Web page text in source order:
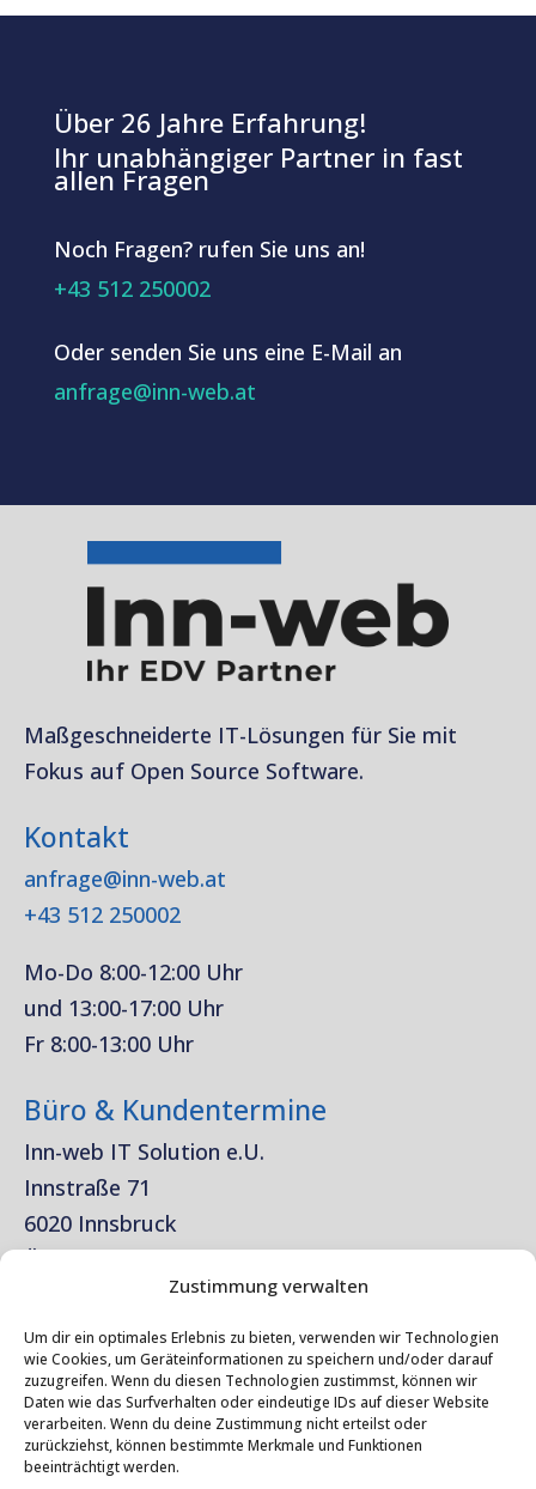
Zustimmung verwalten
Um dir ein optimales Erlebnis zu bieten, verwenden wir Technologien
wie Cookies, um Geräteinformationen zu speichern und/oder darauf
zuzugreifen. Wenn du diesen Technologien zustimmst, können wir
Daten wie das Surfverhalten oder eindeutige IDs auf dieser Website
verarbeiten. Wenn du deine Zustimmung nicht erteilst oder
zurückziehst, können bestimmte Merkmale und Funktionen
beeinträchtigt werden.
Über 26 Jahre Erfahrung!
Ihr unabhängiger Partner in fast
allen Fragen
Noch Fragen? rufen Sie uns an!
+43 512 250002
Oder senden Sie uns eine E-Mail an
anfrage@inn-web.at
Maßgeschneiderte IT-Lösungen für Sie mit
Fokus auf Open Source Software.
Kontakt
anfrage@inn-web.at
+43 512 250002
Mo-Do 8:00-12:00 Uhr
und 13:00-17:00 Uhr
Fr 8:00-13:00 Uhr
Büro & Kundentermine
Inn-web IT Solution e.U.
Innstraße 71
6020 Innsbruck
Österreich
Rechtliches
Impressum
Datenschutz
Kontakt